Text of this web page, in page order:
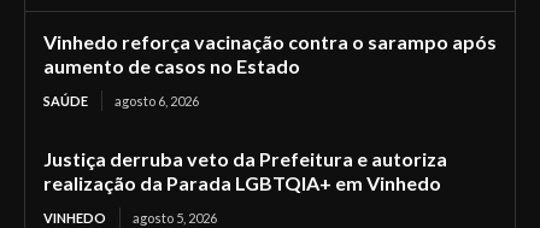
Vinhedo reforça vacinação contra o sarampo após
aumento de casos no Estado
SAÚDE agosto 6, 2026
Justiça derruba veto da Prefeitura e autoriza
realização da Parada LGBTQIA+ em Vinhedo
VINHEDO agosto 5, 2026